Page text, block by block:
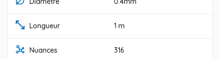
Longueur 1 m
Nuances 316